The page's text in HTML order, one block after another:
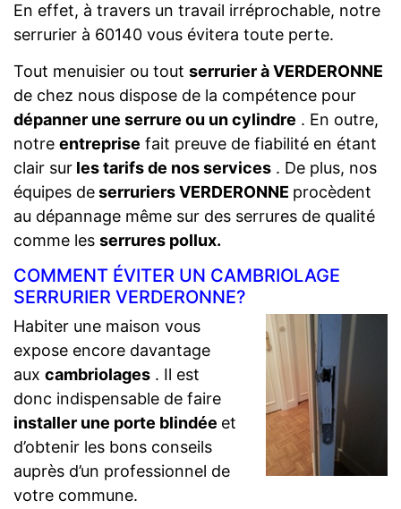
En effet, à travers un travail irréprochable, notre
serrurier à 60140 vous évitera toute perte.
Tout menuisier ou tout serrurier à VERDERONNE
de chez nous dispose de la compétence pour
dépanner une serrure ou un cylindre . En outre,
notre entreprise fait preuve de fiabilité en étant
clair sur les tarifs de nos services . De plus, nos
équipes deserruriers VERDERONNE procèdent
au dépannage même sur des serrures de qualité
comme les serrures pollux.
COMMENT ÉVITER UN CAMBRIOLAGE
SERRURIER VERDERONNE?
Habiter une maison vous
expose encore davantage
aux cambriolages . Il est
donc indispensable de faire
installer une porte blindée et
d’obtenir les bons conseils
auprès d’un professionnel de
votre commune.